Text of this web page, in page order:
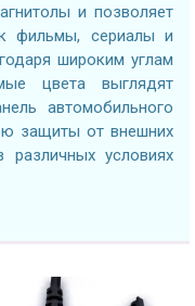
и позволяет
фильмы, сериалы и
широким углам
цвета выглядят
автомобильного
защиты от внешних
различных условиях